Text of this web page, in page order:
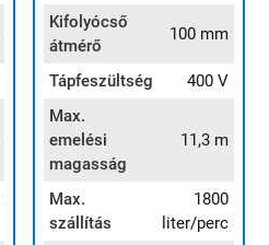
Kifolyócső
átmérő
100 mm
Tápfeszültség
400 V
Max.
emelési
magasság
11,3 m
Max.
szállítás
1800
liter/perc